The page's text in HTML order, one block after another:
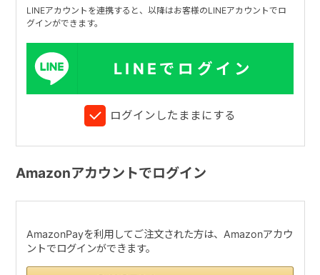
LINEアカウントを連携すると、以降はお客様のLINEアカウントでロ
グインができます。
LINEでログイン
ログインしたままにする
Amazonアカウントでログイン
AmazonPayを利用してご注文された方は、Amazonアカウ
ントでログインができます。